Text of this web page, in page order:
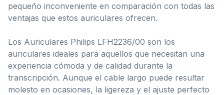
pequeño inconveniente en comparación con todas las
ventajas que estos auriculares ofrecen.
Los Auriculares Philips LFH2236/00 son los
auriculares ideales para aquellos que necesitan una
experiencia cómoda y de calidad durante la
transcripción. Aunque el cable largo puede resultar
molesto en ocasiones, la ligereza y el ajuste perfecto